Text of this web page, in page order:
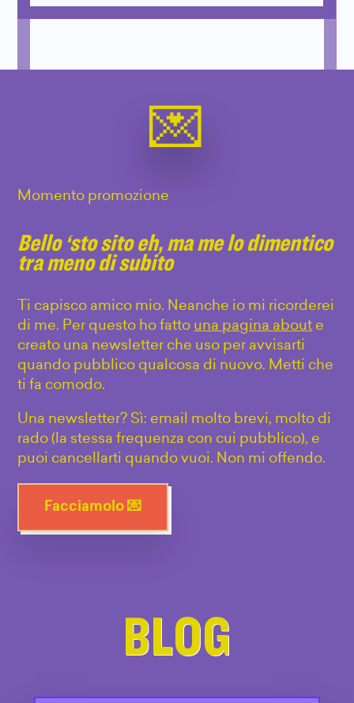
Momento promozione
Bello ‘sto sito eh, ma me lo dimentico
tra meno di subito
Ti capisco amico mio. Neanche io mi ricorderei
di me. Per questo ho fatto una pagina about e
creato una newsletter che uso per avvisarti
quando pubblico qualcosa di nuovo. Metti che
ti fa comodo.
Una newsletter? Sì: email molto brevi, molto di
rado (la stessa frequenza con cui pubblico), e
puoi cancellarti quando vuoi. Non mi offendo.
Facciamolo 💌
BLOG